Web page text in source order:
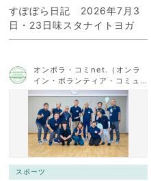
すぽぼら日記 2026年7月3
日・23日味スタナイトヨガ
オンボラ・コミnet.（オンラ
イン・ボランティア・コミュ
ニケーション・ネットワー
ク）
スポーツ